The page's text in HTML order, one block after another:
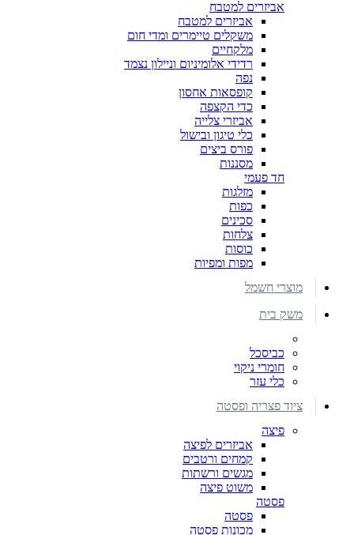
אביזרים למטבח
אביזרים למטבח
משקלים טיימרים ומדי חום
מלקחיים
רדידי אלומיניום וניילון נצמד
נפה
קופסאות אחסון
כדי הקצפה
אביזרי צלייה
כלי טיגון ובישול
פורס ביצים
מסננות
חד פעמי
מזלגות
כפות
סכינים
צלחות
כוסות
מפות ומפיות
מוצרי חשמל
משק בית
כביסכל
חומרי ניקוי
כלי עזר
ציוד פצריה ופסטה
פיצה
אביזרים לפיצה
קמחים ורטבים
מגשים ורשתות
משוט פיצה
פסטה
פסטה
מכונות פסטה